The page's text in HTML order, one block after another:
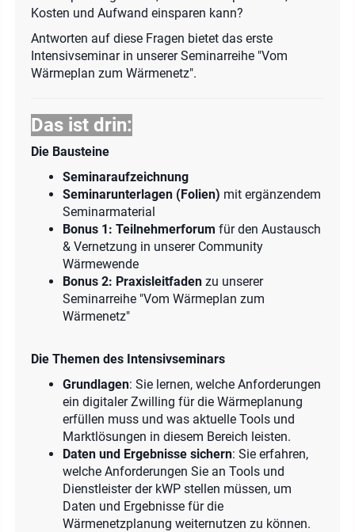
Kosten und Aufwand einsparen kann?
Antworten auf diese Fragen bietet das erste
Intensivseminar in unserer Seminarreihe "Vom
Wärmeplan zum Wärmenetz".
Das ist drin:
Die Bausteine
Seminaraufzeichnung
Seminarunterlagen (Folien) mit ergänzendem
Seminarmaterial
Bonus 1: Teilnehmerforum für den Austausch
& Vernetzung in unserer Community
Wärmewende
Bonus 2: Praxisleitfaden zu unserer
Seminarreihe "Vom Wärmeplan zum
Wärmenetz"
Die Themen des Intensivseminars
Grundlagen: Sie lernen, welche Anforderungen
ein digitaler Zwilling für die Wärmeplanung
erfüllen muss und was aktuelle Tools und
Marktlösungen in diesem Bereich leisten.
Daten und Ergebnisse sichern: Sie erfahren,
welche Anforderungen Sie an Tools und
Dienstleister der kWP stellen müssen, um
Daten und Ergebnisse für die
Wärmenetzplanung weiternutzen zu können.